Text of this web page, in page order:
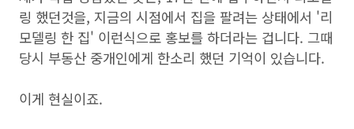
링 했던것을, 지금의 시점에서 집을 팔려는 상태에서 '리
모델링 한 집' 이런식으로 홍보를 하더라는 겁니다. 그때
당시 부동산 중개인에게 한소리 했던 기억이 있습니다.
이게 현실이죠.